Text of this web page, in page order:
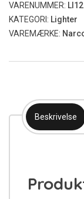
VARENUMMER:
KATEGORI: Lighter
VAREMÆRKE:
Beskrivelse